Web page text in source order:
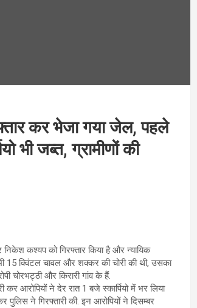
कर भेजा गया जेल, पहले
भी जब्त, ग्रामीणों की
कश्यप को गिरफ्तार किया है और न्यायिक
15 क्विंटल चावल और शक्कर की चोरी की थी, उसका
चोरभट्ठी और किरारी गांव के हैं.
आरोपियों ने देर रात 1 बजे स्कार्पियो में भर लिया
पुलिस ने गिरफ्तारी की. इन आरोपियों ने दिसम्बर